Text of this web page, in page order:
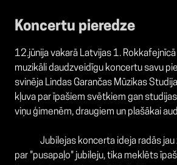
Koncertu pieredze
12.jūnija vakarā Latvijas 1.
muzikāli daudzveidīgu koncertu savu
svinēja Lindas Garančas Mūzikas
kļuva par īpašiem svētkiem gan
viņu ģimenēm, draugiem un plašākai
Jubilejas koncerta ideja radās jau
par "pusapaļo" jubileju, tika meklēts